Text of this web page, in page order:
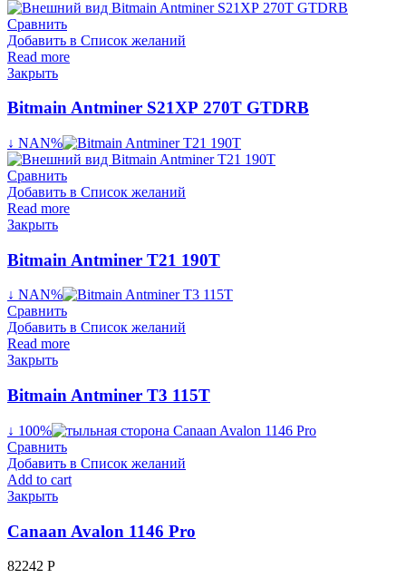
Сравнить
Добавить в Список желаний
Read more
Закрыть
Bitmain Antminer S21XP 270T GTDRB
↓ NAN%
Сравнить
Добавить в Список желаний
Read more
Закрыть
Bitmain Antminer T21 190T
↓ NAN%
Сравнить
Добавить в Список желаний
Read more
Закрыть
Bitmain Antminer T3 115T
↓ 100%
Сравнить
Добавить в Список желаний
Add to cart
Закрыть
Canaan Avalon 1146 Pro
82242 Р